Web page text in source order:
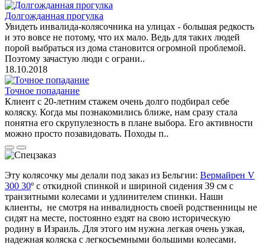
Долгожданная прогулка
Увидеть инвалида-колясочника на улицах - большая редкость
и это вовсе не потому, что их мало. Ведь для таких людей
порой выбраться из дома становится огромной проблемой.
Поэтому зачастую люди с ограни..
18.10.2018
Точное попадание
Клиент с 20-летним стажем очень долго подбирал себе
коляску. Когда мы познакомились ближе, нам сразу стала
понятна его скрупулезность в плане выбора. Его активности
можно просто позавидовать. Походы п..
Эту колясочку мы делали под заказ из Бельгии: Вермайрен V
300 30º с откидной спинкой и шириной сидения 39 см с
транзитными колесами и удлинителем спинки. Наши
клиенты, не смотря на инвалидность своей родственницы не
сидят на месте, постоянно ездят на свою историческую
родину в Израиль. Для этого им нужна легкая очень узкая,
надежная коляска с легкосъемными большими колесами.